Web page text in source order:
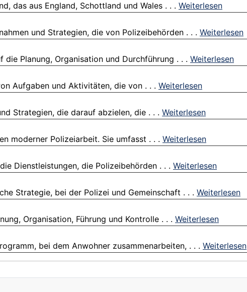
das aus England, Schottland und Wales . . . Weiterlesen
und Strategien, die von Polizeibehörden . . . Weiterlesen
Planung, Organisation und Durchführung . . . Weiterlesen
Aufgaben und Aktivitäten, die von . . . Weiterlesen
Strategien, die darauf abzielen, die . . . Weiterlesen
moderner Polizeiarbeit. Sie umfasst . . . Weiterlesen
Dienstleistungen, die Polizeibehörden . . . Weiterlesen
Strategie, bei der Polizei und Gemeinschaft . . . Weiterlesen
Organisation, Führung und Kontrolle . . . Weiterlesen
bei dem Anwohner zusammenarbeiten, . . . Weiterlesen